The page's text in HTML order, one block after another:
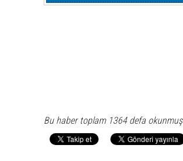
Bu haber toplam 1364 defa